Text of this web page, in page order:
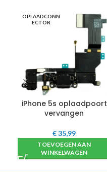
OPLAADCONN
ECTOR
iPhone 5s oplaadpoort
vervangen
€35,99
TOEVOEGEN AAN
WINKELWAGEN